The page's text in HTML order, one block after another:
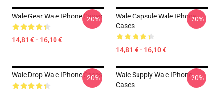
Wale Gear Wale IPhone Cases
14,81 € - 16,10 €
-20%
Wale Capsule Wale IPhone
Cases
14,81 € - 16,10 €
-20%
Wale Drop Wale IPhone Cases
-20%
Wale Supply Wale IPhone
Cases
-20%